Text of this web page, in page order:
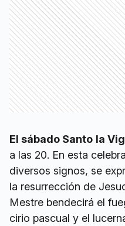
El sábado Santo la
a las 20. En esta
diversos signos, se
la resurrección de
Mestre bendecirá el
cirio pascual y el